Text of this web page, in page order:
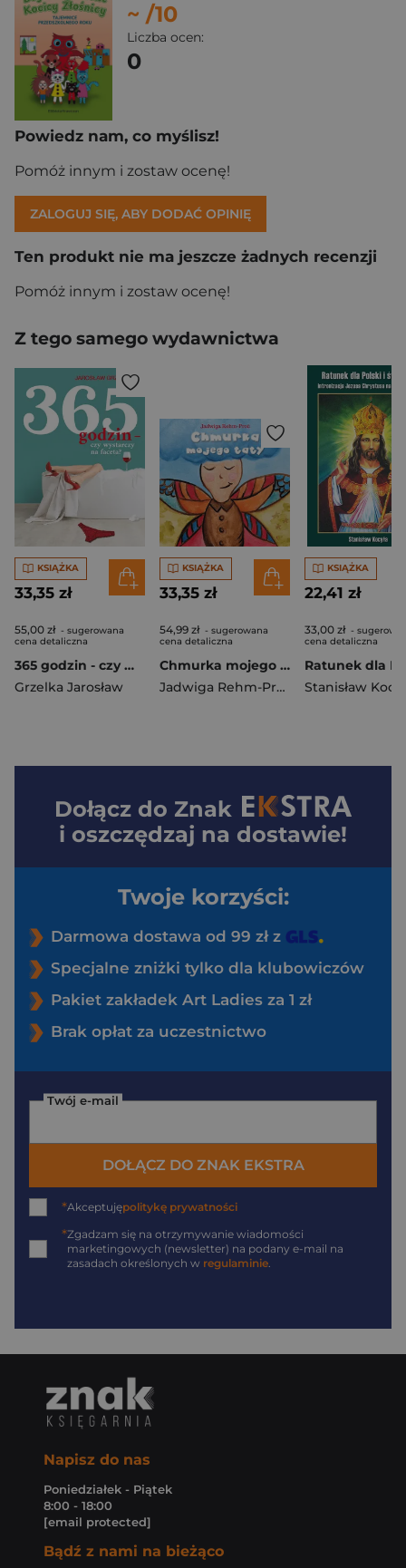
~ /10
Liczba ocen:
0
Powiedz nam, co myślisz!
Pomóż innym i zostaw ocenę!
ZALOGUJ SIĘ, ABY DODAĆ OPINIĘ
Ten produkt nie ma jeszcze żadnych recenzji
Pomóż innym i zostaw ocenę!
Z tego samego wydawnictwa
KSIĄŻKA
33,35 zł
55,00 zł - sugerowana
cena detaliczna
365 godzin - czy wystarczy na faceta
Grzelka Jarosław
KSIĄŻKA
33,35 zł
54,99 zł - sugerowana
cena detaliczna
Chmurka mojego taty
Jadwiga Rehm-Proć
KSIĄŻKA
22,41 zł
33,00 zł -
cena detaliczna
Stanisław
Dołącz do Znak
i oszczędzaj na dostawie!
Twoje korzyści:
Darmowa dostawa od 99 zł z
Specjalne zniżki tylko dla klubowiczów
Pakiet zakładek Art Ladies za 1 zł
Brak opłat za uczestnictwo
Twój e-mail
DOŁĄCZ DO ZNAK EKSTRA
*Akceptujępolitykę prywatności
*Zgadzam się na otrzymywanie wiadomości
marketingowych (newsletter) na podany e-mail na
zasadach określonych w regulaminie
Napisz do nas
Poniedziałek - Piątek
8:00 - 18:00
[email protected]
Bądź z nami na bieżąco